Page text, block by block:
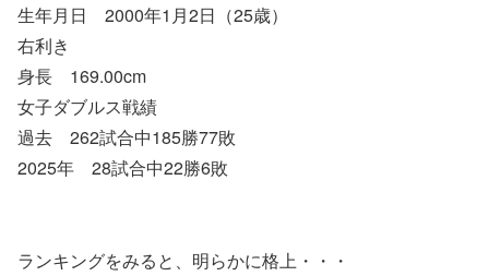
生年月日 2000年1月2日（25歳）
右利き
身長 169.00cm
女子ダブルス戦績
過去 262試合中185勝77敗
2025年 28試合中22勝6敗
ランキングをみると、明らかに格上・・・